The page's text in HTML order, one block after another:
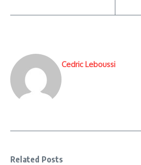
Cedric Leboussi
Related Posts